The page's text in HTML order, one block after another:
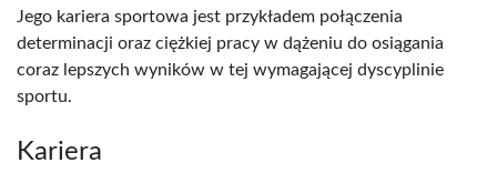
Jego kariera sportowa jest przykładem połączenia
determinacji oraz ciężkiej pracy w dążeniu do osiągania
coraz lepszych wyników w tej wymagającej dyscyplinie
sportu.
Kariera